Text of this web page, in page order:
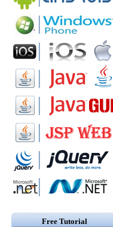
Free Tutorial